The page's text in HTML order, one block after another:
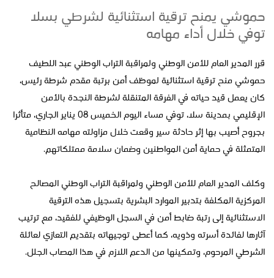
حموشي يمنح ترقية استثنائية لشرطي بسلا
توفي خلال أداء مهامه
قرر المدير العام للأمن الوطني ولمراقبة التراب الوطني عبد اللطيف
حموشي منح ترقية استثنائية لموظف أمن برتبة مقدم شرطة رئيس،
كان يعمل قيد حياته في الفرقة المتنقلة لشرطة النجدة بالأمن
الإقليمي بمدينة سلا، توفي مساء اليوم الخميس 08 يناير الجاري، متأثرا
بجروح أصيب بها إثر حادثة سير وقعت خلال مزاولته مهامه النظامية
المتمثلة في حماية أمن المواطنين وضمان سلامة ممتلكاتهم.
وكلف المدير العام للأمن الوطني ولمراقبة التراب الوطني المصالح
المركزية المكلفة بتدبير الموارد البشرية بتسجيل هذه الترقية
الاستثنائية إلى رتبة ضابط أمن في السجل الوظيفي للفقيد، مع ترتيب
آثارها لفائدة أسرته وذويه، كما أعطى توجيهاته بتقديم التعازي لعائلة
الشرطي المرحوم، وتمكينها من الدعم اللازم في هذا المصاب الجلل.